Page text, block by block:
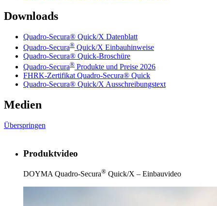
Downloads
Quadro-Secura® Quick/X Datenblatt
Quadro-Secura® Quick/X Einbauhinweise
Quadro-Secura® Quick-Broschüre
Quadro-Secura® Produkte und Preise 2026
FHRK-Zertifikat Quadro-Secura® Quick
Quadro-Secura® Quick/X Ausschreibungstext
Medien
Überspringen
Produktvideo
DOYMA Quadro-Secura® Quick/X – Einbauvideo